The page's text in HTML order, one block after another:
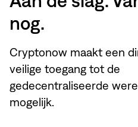
nog.
Cryptonow maakt een
veilige toegang tot de
gedecentraliseerde
mogelijk.